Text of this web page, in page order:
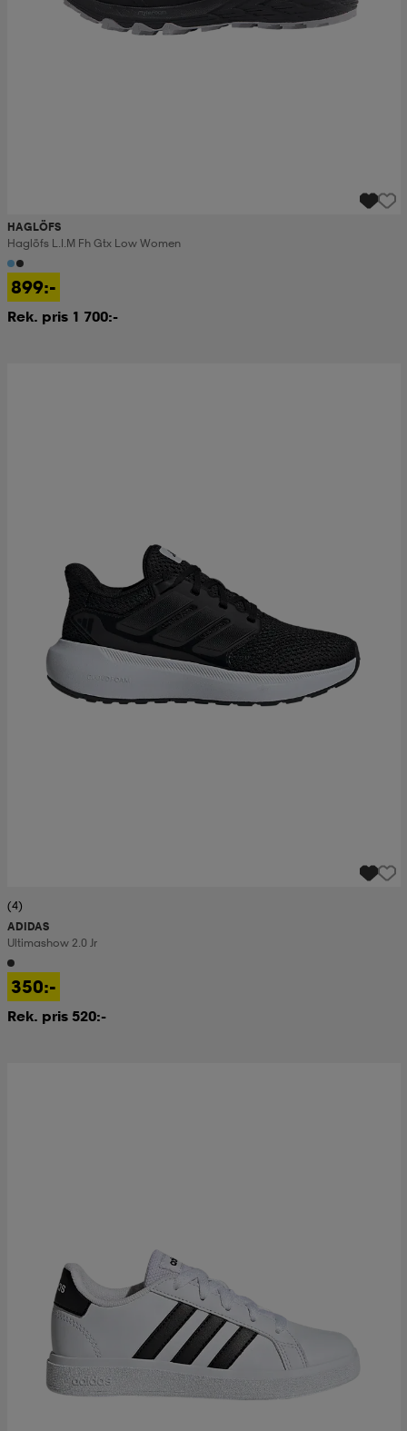
HAGLÖFS
Haglöfs L.i.m Fh Gtx Low Women
899:-
Rek. pris 1 700:-
(4)
ADIDAS
Ultimashow 2.0 Jr
350:-
Rek. pris 520:-